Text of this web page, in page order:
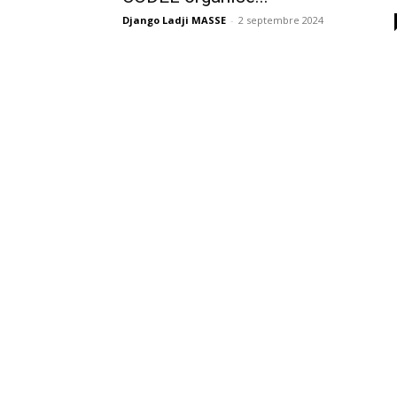
Django Ladji MASSE - 2 septembre 2024